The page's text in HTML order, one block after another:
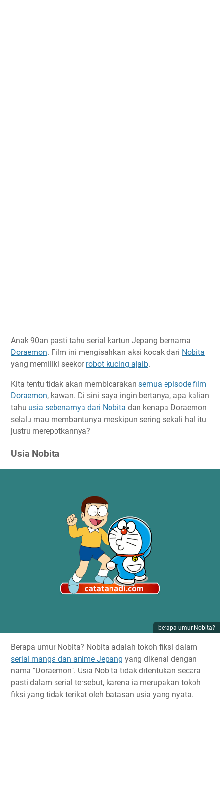
Anak 90an pasti tahu serial kartun Jepang bernama
Doraemon. Film ini mengisahkan aksi kocak dari Nobita
yang memiliki seekor robot kucing ajaib.
Kita tentu tidak akan membicarakan semua episode film
Doraemon, kawan. Di sini saya ingin bertanya, apa kalian
tahu usia sebenarnya dari Nobita dan kenapa Doraemon
selalu mau membantunya meskipun sering sekali hal itu
justru merepotkannya?
Usia Nobita
berapa umur Nobita?
Berapa umur Nobita? Nobita adalah tokoh fiksi dalam
serial manga dan anime Jepang yang dikenal dengan
nama "Doraemon". Usia Nobita tidak ditentukan secara
pasti dalam serial tersebut, karena ia merupakan tokoh
fiksi yang tidak terikat oleh batasan usia yang nyata.